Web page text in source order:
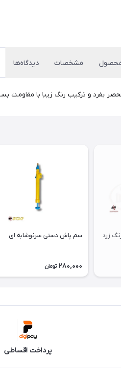
مشخصات دیدگاه‌ها
بفرد و ترکیب رنگ زیبا با
زرد
سم پاش دستی سرنوشابه ای
280,000 تومان
پرداخت اقساطی